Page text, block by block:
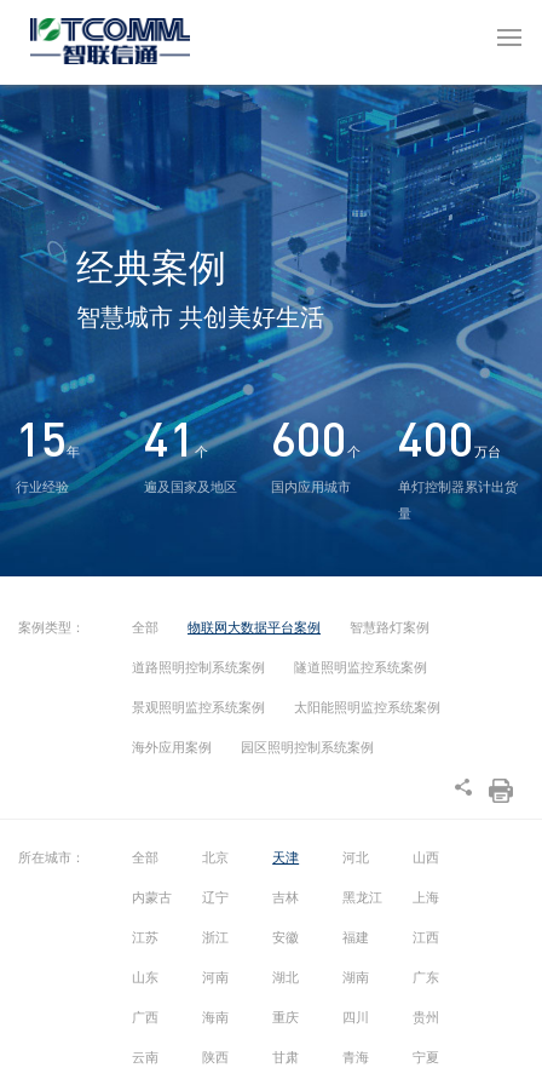
经典案例
智慧城市 共创美好生活
15年
行业经验
41个
遍及国家及地区
600个
国内应用城市
400万台
单灯控制器累计出货
量
案例类型： 全部 物联网大数据平台案例 智慧路灯案例
道路照明控制系统案例 隧道照明监控系统案例
景观照明监控系统案例 太阳能照明监控系统案例
海外应用案例 园区照明控制系统案例
所在城市： 全部 北京 天津 河北 山西
内蒙古 辽宁 吉林 黑龙江 上海
江苏 浙江 安徽 福建 江西
山东 河南 湖北 湖南 广东
广西 海南 重庆 四川 贵州
云南 陕西 甘肃 青海 宁夏